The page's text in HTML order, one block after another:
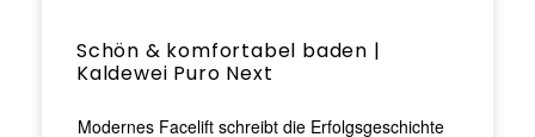
Schön & komfortabel baden |
Kaldewei Puro Next
Modernes Facelift schreibt die Erfolgsgeschichte